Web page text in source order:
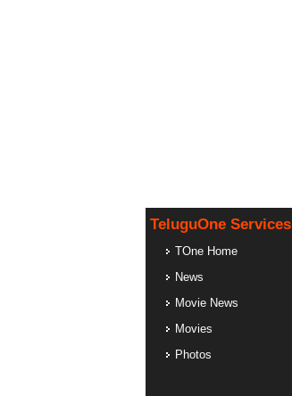
TeluguOne Services
TOne Home
News
Movie News
Movies
Photos